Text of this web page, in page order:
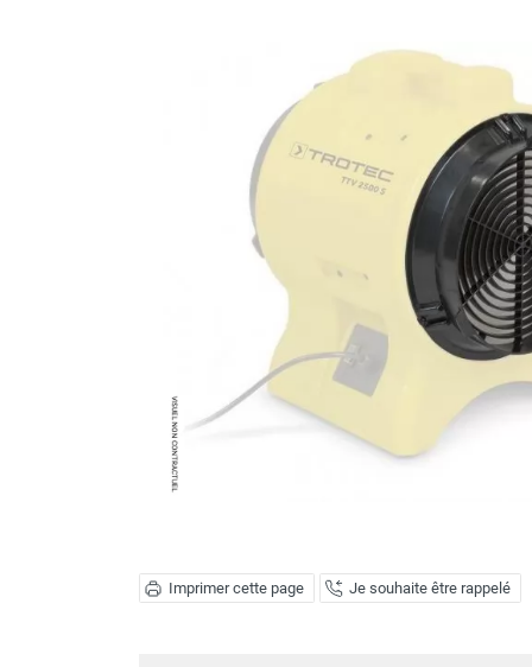
Rafraichisseur d'air mobile
Rafraîchisseur d'air gainable
Rafraichisseur d’air fixe
Brumisateur d'air
Coffret de brumisation
Ventilateur brumisateur
Ventilateur / extracteur d'air mobile
Ventilateur industriel
Ventilateur de chantier
Ventilateur centrifuge
Ventilateur de sol
Ventilateur sur pied
Ventilateur de bureau
Extracteur d'air mural centrifuge
Imprimer cette page Je souhaite être rappelé